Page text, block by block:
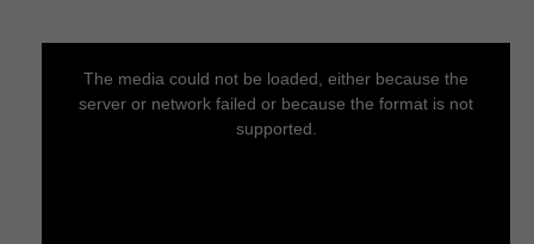
The media could not be loaded, either because the
server or network failed or because the format is not
supported.